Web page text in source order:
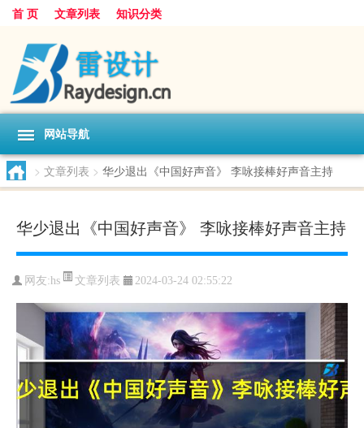
首 页 文章列表 知识分类
网站导航
> 文章列表 > 华少退出《中国好声音》 李咏接棒好声音主持
华少退出《中国好声音》 李咏接棒好声音主持
网友:hs 文章列表 2024-03-24 02:55:22